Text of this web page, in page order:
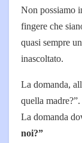
Non possiamo
fingere che
quasi sempre
inascoltato.
La domanda,
quella madre?”.
La domanda
noi?”